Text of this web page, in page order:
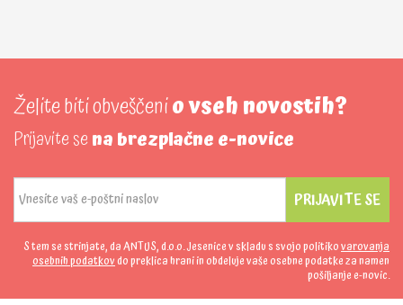
Želite biti obveščenio vseh novostih?
Prijavite sena brezplačne e-novice
PRIJAVITE SE
S tem se strinjate, da ANTUS, d.o.o. Jesenice v skladu s svojo politikovarovanja
osebnih podatkovdo preklica hrani in obdeluje vaše osebne podatke za namen
pošiljanje e-novic.